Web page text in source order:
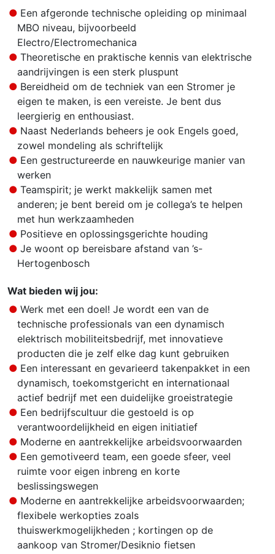
Een afgeronde technische opleiding op minimaal
MBO niveau, bijvoorbeeld
Electro/Electromechanica
Theoretische en praktische kennis van elektrische
aandrijvingen is een sterk pluspunt
Bereidheid om de techniek van een Stromer je
eigen te maken, is een vereiste. Je bent dus
leergierig en enthousiast.
Naast Nederlands beheers je ook Engels goed,
zowel mondeling als schriftelijk
Een gestructureerde en nauwkeurige manier van
werken
Teamspirit; je werkt makkelijk samen met
anderen; je bent bereid om je collega’s te helpen
met hun werkzaamheden
Positieve en oplossingsgerichte houding
Je woont op bereisbare afstand van ’s-
Hertogenbosch
Wat bieden wij jou:
Werk met een doel! Je wordt een van de
technische professionals van een dynamisch
elektrisch mobiliteitsbedrijf, met innovatieve
producten die je zelf elke dag kunt gebruiken
Een interessant en gevarieerd takenpakket in een
dynamisch, toekomstgericht en internationaal
actief bedrijf met een duidelijke groeistrategie
Een bedrijfscultuur die gestoeld is op
verantwoordelijkheid en eigen initiatief
Moderne en aantrekkelijke arbeidsvoorwaarden
Een gemotiveerd team, een goede sfeer, veel
ruimte voor eigen inbreng en korte
beslissingswegen
Moderne en aantrekkelijke arbeidsvoorwaarden;
flexibele werkopties zoals
thuiswerkmogelijkheden ; kortingen op de
aankoop van Stromer/Desiknio fietsen